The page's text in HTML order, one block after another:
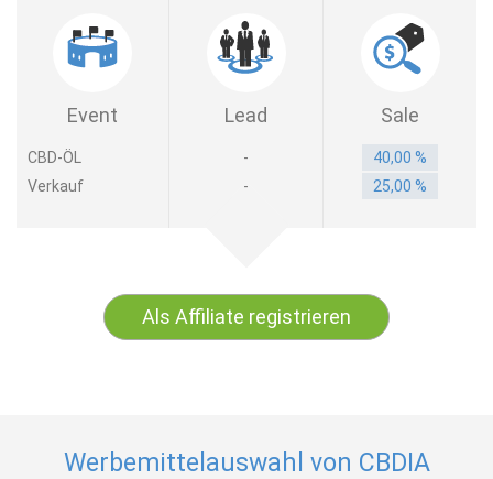
Event Lead Sale
CBD-ÖL -
40,00 %
Verkauf
- 25,00 %
Als Affiliate registrieren
Werbemittelauswahl von CBDIA